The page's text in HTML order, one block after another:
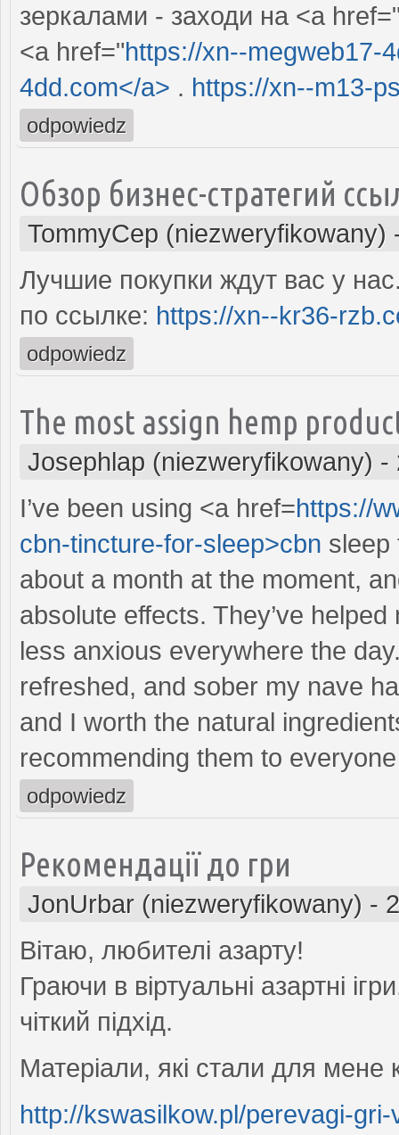
зеркалами - заходи на <a
<a href="https://xn--megweb17-
4dd.com</a> . https://xn--m13-
odpowiedz
Обзор бизнес-стратегий
TommyCep (niezweryfikowany)
Лучшие покупки ждут вас у
по ссылке: https://xn--kr36-
odpowiedz
The most assign hemp
Josephlap (niezweryfikowany) -
I’ve been using <a href=https://
cbn-tincture-for-sleep>cbn sleep
about a month at the moment,
absolute effects. They’ve
less anxious everywhere the
refreshed, and sober my nave
and I worth the natural
recommending them to
odpowiedz
Рекомендації до гри
JonUrbar (niezweryfikowany) -
Вітаю, любителі азарту!
Граючи в віртуальні азартні
чіткий підхід.
Матеріали, які стали для мене
http://kswasilkow.pl/perevagi-